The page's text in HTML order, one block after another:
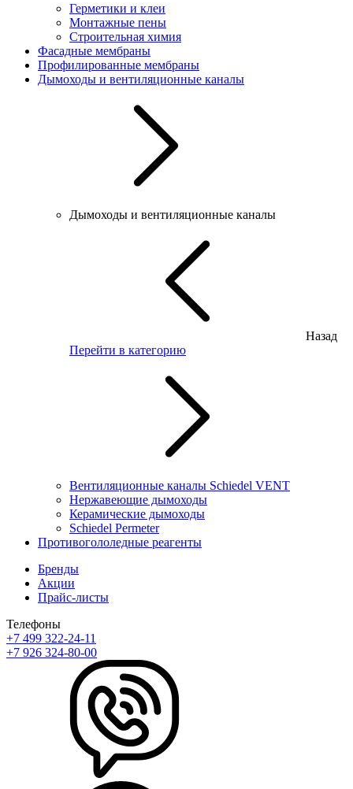
Герметики и клеи
Монтажные пены
Строительная химия
Фасадные мембраны
Профилированные мембраны
Дымоходы и вентиляционные каналы
Дымоходы и вентиляционные каналы
Назад
Перейти в категорию
Вентиляционные каналы Schiedel VENT
Нержавеющие дымоходы
Керамические дымоходы
Schiedel Permeter
Противогололедные реагенты
Бренды
Акции
Прайс-листы
Телефоны
+7 499 322-24-11
+7 926 324-80-00